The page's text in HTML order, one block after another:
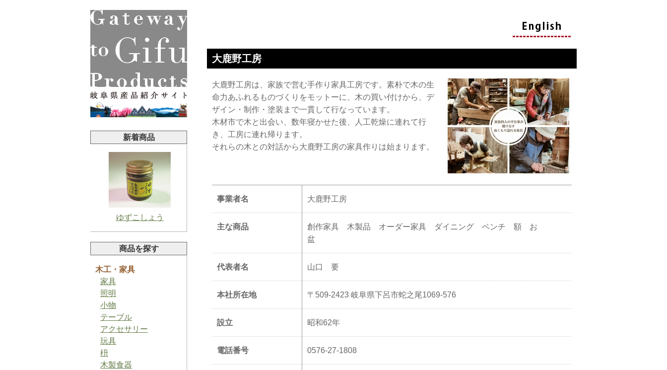
新着商品
ゆずこしょう
バジルソルト
商品を探す
木工・家具
家具
照明
小物
テーブル
アクセサリー
玩具
枡
木製食器
大鹿野工房
大鹿野工房は、家族で営む手作り家具工房です。素朴で木の生
命力あふれるものづくりをモットーに、木の買い付けから、デ
ザイン・制作・塗装まで一貫して行なっています。
木材市で木と出会い、数年寝かせた後、人工乾燥に連れて行
き、工房に連れ帰ります。
それらの木との対話から大鹿野工房の家具作りは始まります。
事業者名 大鹿野工房
主な商品
創作家具 木製品 オーダー家具 ダイニング ベンチ 額 お
盆
代表者名 山口 要
本社所在地 〒509-2423 岐阜県下呂市蛇之尾1069-576
設立 昭和62年
電話番号 0576-27-1808